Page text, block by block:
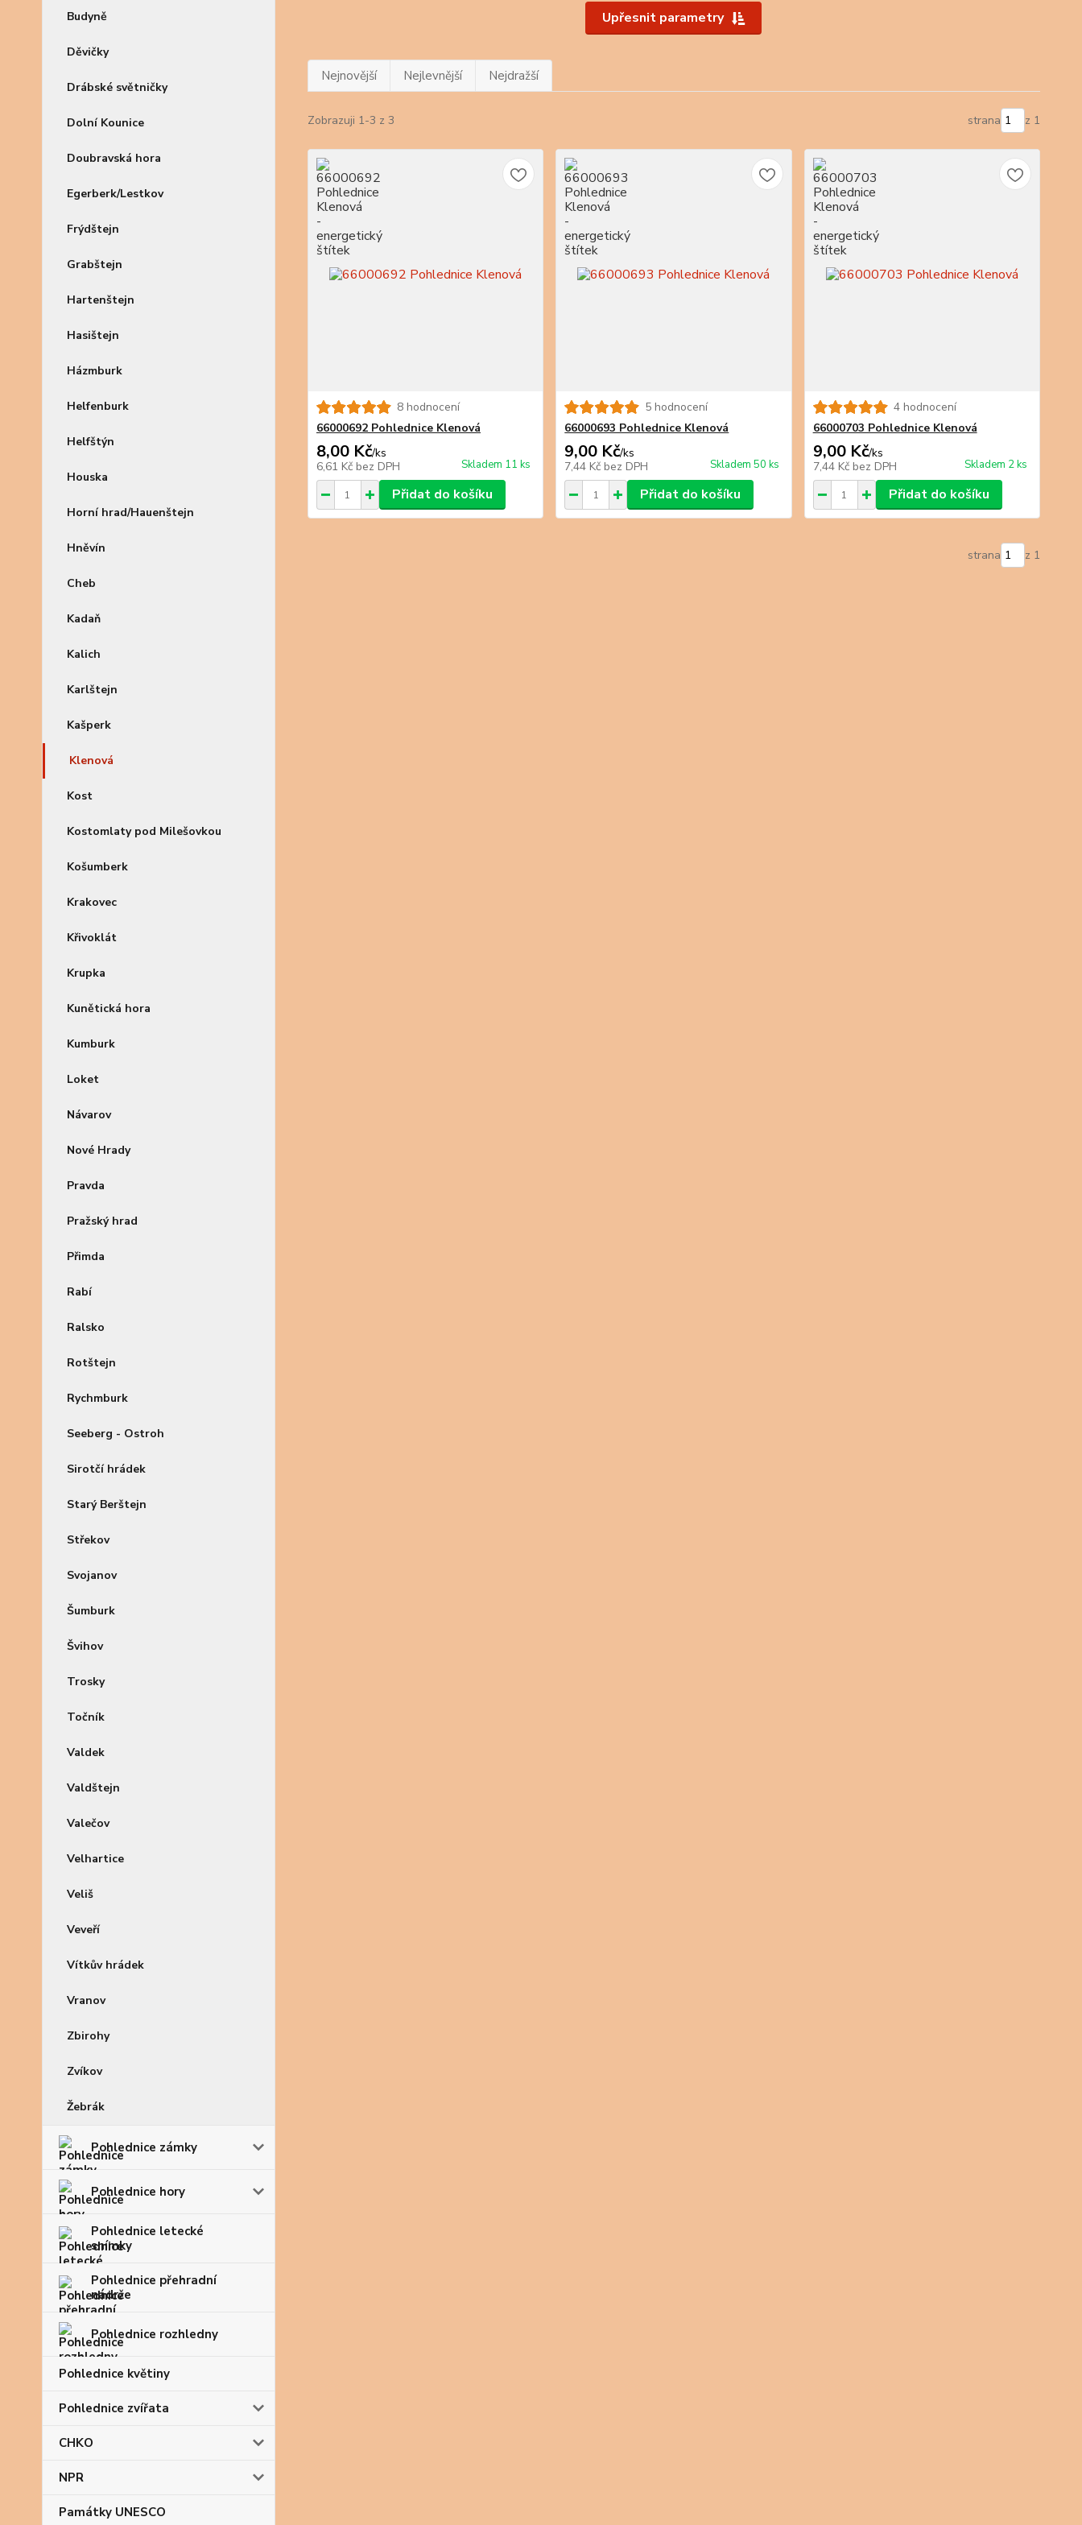
Budyně
Děvičky
Drábské světničky
Dolní Kounice
Doubravská hora
Egerberk/Lestkov
Frýdštejn
Grabštejn
Hartenštejn
Hasištejn
Házmburk
Helfenburk
Helfštýn
Houska
Horní hrad/Hauenštejn
Hněvín
Cheb
Kadaň
Kalich
Karlštejn
Kašperk
Klenová
Kost
Kostomlaty pod Milešovkou
Košumberk
Krakovec
Křivoklát
Krupka
Kunětická hora
Kumburk
Loket
Návarov
Nové Hrady
Pravda
Pražský hrad
Přimda
Rabí
Ralsko
Rotštejn
Rychmburk
Seeberg - Ostroh
Sirotčí hrádek
Starý Berštejn
Střekov
Svojanov
Šumburk
Švihov
Trosky
Točník
Valdek
Valdštejn
Valečov
Velhartice
Veliš
Veveří
Vítkův hrádek
Vranov
Zbirohy
Zvíkov
Žebrák
Pohlednice zámky
Pohlednice hory
Pohlednice letecké
snímky
Pohlednice přehradní
nádrže
Pohlednice rozhledny
Pohlednice květiny
Pohlednice zvířata
CHKO
NPR
Památky UNESCO
Upřesnit parametry
Nejnovější Nejlevnější Nejdražší
Zobrazuji 1-3 z 3 strana z 1
8 hodnocení
66000692 Pohlednice Klenová
8,00 Kč/ks
6,61 Kč bez DPH Skladem 11 ks
Přidat do košíku
5 hodnocení
66000693 Pohlednice Klenová
9,00 Kč/ks
7,44 Kč bez DPH Skladem 50 ks
Přidat do košíku
4 hodnocení
66000703 Pohlednice Klenová
9,00 Kč/ks
7,44 Kč bez DPH Skladem 2 ks
Přidat do košíku
strana z 1